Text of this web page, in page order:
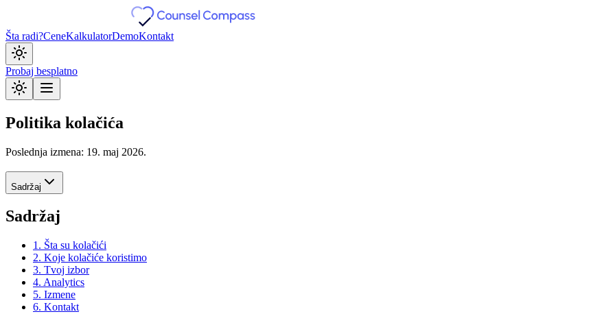
Šta radi?CeneKalkulatorDemoKontakt
Probaj besplatno
Politika kolačića
Poslednja izmena: 19. maj 2026.
Sadržaj
Sadržaj
1. Šta su kolačići
2. Koje kolačiće koristimo
3. Tvoj izbor
4. Analytics
5. Izmene
6. Kontakt